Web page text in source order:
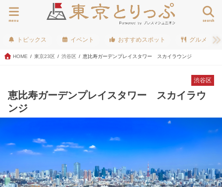
search
menu
トピックス イベント おすすめスポット グルメ
HOME 東京23区 渋谷区 恵比寿ガーデンプレイスタワー スカイラウンジ
渋谷区
恵比寿ガーデンプレイスタワー スカイラウ
ンジ